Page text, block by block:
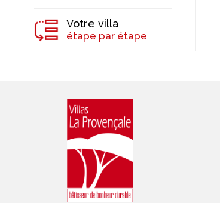
Votre villa
étape par étape